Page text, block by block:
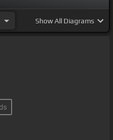
ShowAll Diagrams